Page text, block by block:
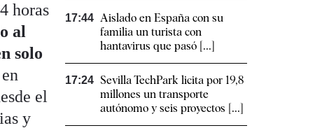
horas
al
solo
el
y
17:44 Aislado en España con su
familia un turista con
hantavirus que pasó [...]
17:24 Sevilla TechPark licita por 19,8
millones un transporte
autónomo y seis proyectos [...]